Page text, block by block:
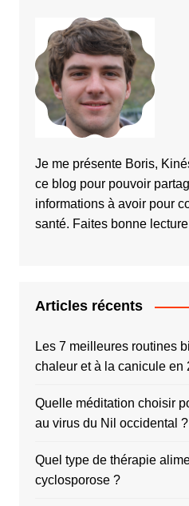
Je me présente Boris,
ce blog pour pouvoir
informations à avoir pour
santé. Faites bonne
Articles récents
Les 7 meilleures routines
chaleur et à la canicule en
Quelle méditation choisir
au virus du Nil occidental ?
Quel type de thérapie
cyclosporose ?